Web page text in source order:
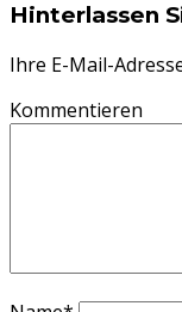
Hinterlassen
Ihre E-Mail-
Kommentieren